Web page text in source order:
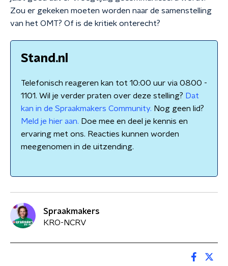
Zou er gekeken moeten worden naar de samenstelling
van het OMT? Of is de kritiek onterecht?
Stand.nl
Telefonisch reageren kan tot 10:00 uur via 0800 -
1101. Wil je verder praten over deze stelling? Dat
kan in de Spraakmakers Community. Nog geen lid?
Meld je hier aan. Doe mee en deel je kennis en
ervaring met ons. Reacties kunnen worden
meegenomen in de uitzending.
Spraakmakers
KRO-NCRV